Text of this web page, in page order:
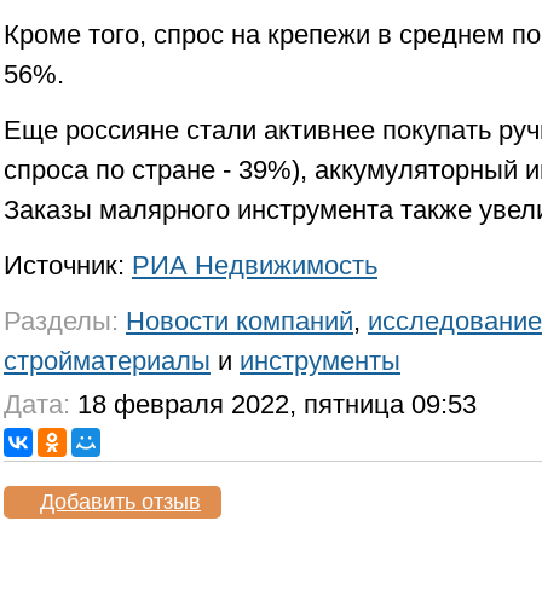
Кроме того, спрос на крепежи в среднем
56%.
Еще россияне стали активнее покупать
спроса по стране - 39%), аккумуляторный
Заказы малярного инструмента также
Источник: РИА Недвижимость
Разделы: Новости компаний, исследование
стройматериалы и инструменты
Дата: 18 февраля 2022, пятница 09:53
Добавить отзыв